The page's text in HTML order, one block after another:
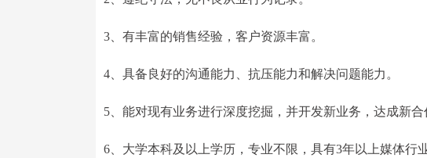
3、有丰富的销售经验，客户资源丰富。
4、具备良好的沟通能力、抗压能力和解决问题能力。
5、能对现有业务进行深度挖掘，并开发新业务，达成新合
6、大学本科及以上学历，专业不限，具有3年以上媒体